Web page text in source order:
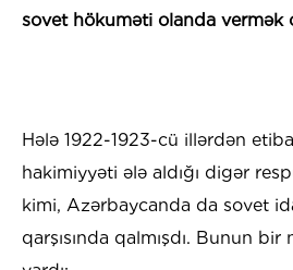
sovet hökuməti olanda vermək
Hələ 1922-1923-cü illərdən
hakimiyyəti ələ aldığı digər
kimi, Azərbaycanda da sovet
qarşısında qalmışdı. Bunun